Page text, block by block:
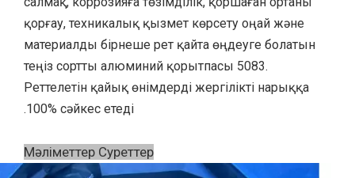
қорғау, техникалық қызмет көрсету оңай және
материалды бірнеше рет қайта өңдеуге болатын
теңіз сортты алюминий қорытпасы 5083.
Реттелетін қайық өнімдерді жергілікті нарыққа
100% сәйкес етеді.
Мәліметтер Суреттер